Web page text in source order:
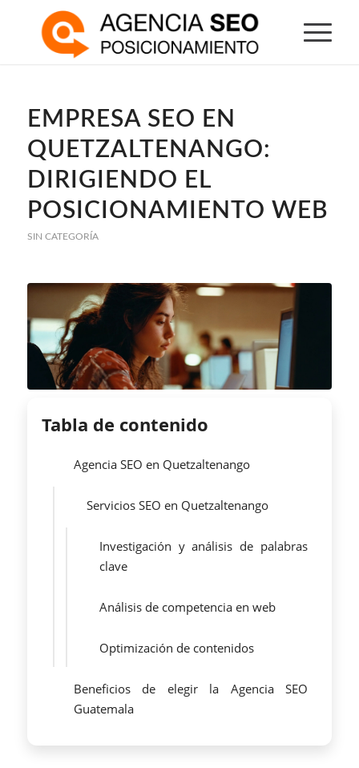
EMPRESA SEO EN
QUETZALTENANGO:
DIRIGIENDO EL
POSICIONAMIENTO WEB
SIN CATEGORÍA
Tabla de contenido
Agencia SEO en Quetzaltenango
Servicios SEO en Quetzaltenango
Investigación y análisis de palabras
clave
Análisis de competencia en web
Optimización de contenidos
Beneficios de elegir la Agencia SEO
Guatemala